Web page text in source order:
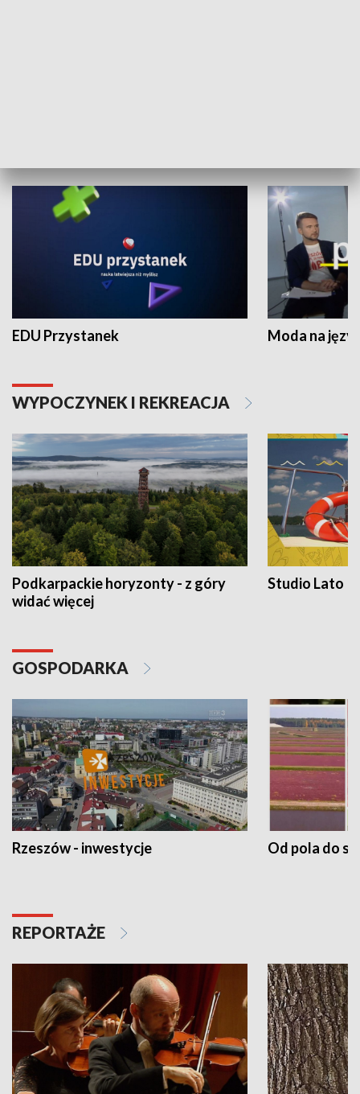
EDU Przystanek Moda na
WYPOCZYNEK I REKREACJA
Podkarpackie horyzonty - z góry
widać więcej
Studio Lato
GOSPODARKA
Rzeszów - inwestycje Od pola do
REPORTAŻE